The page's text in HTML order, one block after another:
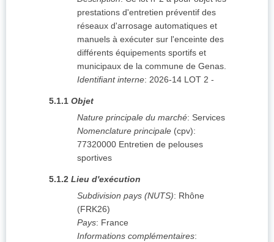
prestations d'entretien préventif des
réseaux d'arrosage automatiques et
manuels à exécuter sur l'enceinte des
différents équipements sportifs et
municipaux de la commune de Genas.
Identifiant interne: 2026-14 LOT 2 -
5.1.1 Objet
Nature principale du marché: Services
Nomenclature principale (cpv):
77320000 Entretien de pelouses
sportives
5.1.2 Lieu d'exécution
Subdivision pays (NUTS): Rhône
(FRK26)
Pays: France
Informations complémentaires: